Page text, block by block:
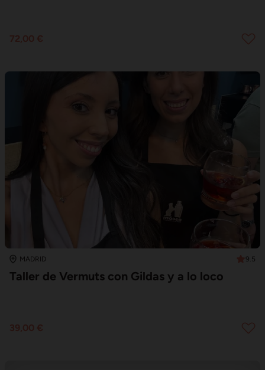
72,00 €
MADRID 9.5
Taller de Vermuts con Gildas y a lo loco
39,00 €